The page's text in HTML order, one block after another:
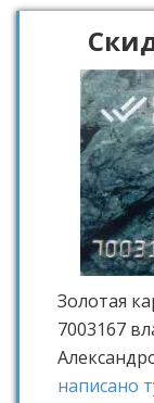
Золотая
7003167
написано